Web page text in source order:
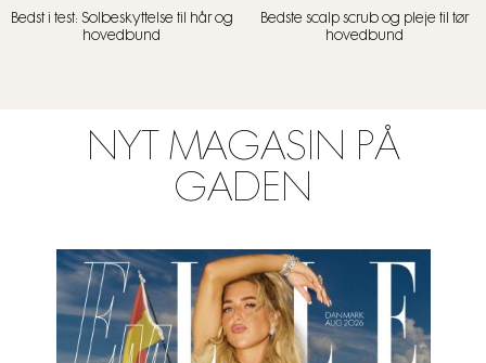
Bedst i test: Solbeskyttelse til hår og
hovedbund
Bedste scalp scrub og pleje til tør
hovedbund
NYT MAGASIN PÅ
GADEN